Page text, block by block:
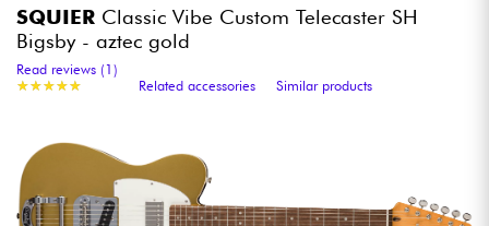
Amp & Effect
Synths & Samplers
Home-Studio
SQUIER Classic Vibe Custom Telecaster SH
Bigsby - aztec gold
★★★★★
★★★★★
Read reviews (1)
Related accessories
Similar products